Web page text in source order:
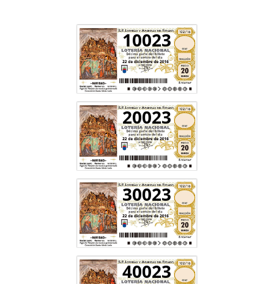
10023
20023
30023
40023